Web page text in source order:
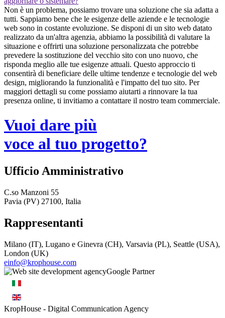
Non è un problema, possiamo trovare una soluzione che sia adatta a
tutti. Sappiamo bene che le esigenze delle aziende e le tecnologie
web sono in costante evoluzione. Se disponi di un sito web datato
realizzato da un'altra agenzia, abbiamo la possibilità di valutare la
situazione e offrirti una soluzione personalizzata che potrebbe
prevedere la sostituzione del vecchio sito con uno nuovo, che
risponda meglio alle tue esigenze attuali. Questo approccio ti
consentirà di beneficiare delle ultime tendenze e tecnologie del web
design, migliorando la funzionalità e l'impatto del tuo sito. Per
maggiori dettagli su come possiamo aiutarti a rinnovare la tua
presenza online, ti invitiamo a contattare il nostro team commerciale.
Vuoi dare più
voce al tuo progetto?
Ufficio Amministrativo
C.so Manzoni 55
Pavia (PV) 27100, Italia
Rappresentanti
Milano (IT), Lugano e Ginevra (CH), Varsavia (PL), Seattle (USA),
London (UK)
einfo@krophouse.com
KropHouse - Digital Communication Agency